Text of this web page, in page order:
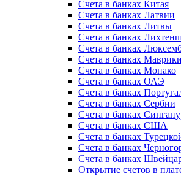
Счета в банках Китая
Счета в банках Латвии
Счета в банках Литвы
Счета в банках
Счета в банках
Счета в банках
Счета в банках Монако
Счета в банках ОАЭ
Счета в банках
Счета в банках Сербии
Счета в банках
Счета в банках США
Счета в банках
Счета в банках
Счета в банках
Открытие счетов в